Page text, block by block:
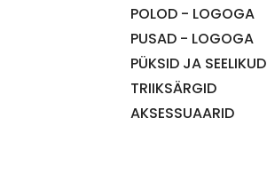
POLOD - LOGOGA
PUSAD - LOGOGA
PÜKSID JA SEELIKUD
TRIIKSÄRGID
AKSESSUAARID